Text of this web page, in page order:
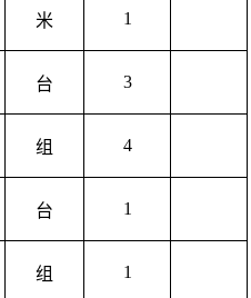
米 1
台 3
组 4
台 1
组 1